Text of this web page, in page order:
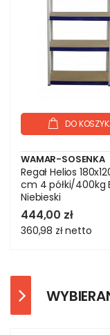
DO
WAMAR-SOSENKA
Regał Helios
cm 4 półki/400kg
Niebieski
444,00 zł
360,98 złnetto